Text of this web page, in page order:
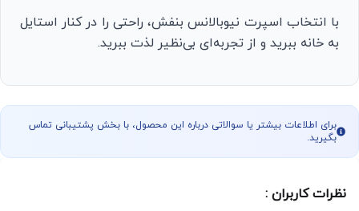
با انتخاب اسپرت نیوبالانس بنفش، راحتی را در کنار استایل
به خانه ببرید و از تجربه‌ای بی‌نظیر لذت ببرید.
برای اطلاعات بیشتر یا سوالاتی درباره این محصول، با بخش پشتیبانی تماس
بگیرید.
نظرات کاربران :